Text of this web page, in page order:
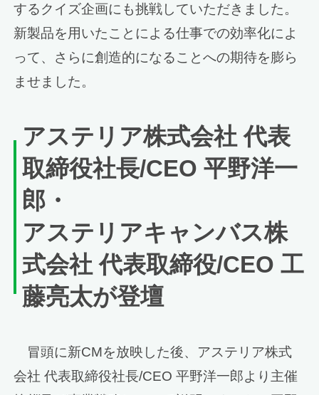
するクイズ企画にも挑戦していただきました。
新製品を用いたことによる仕事での効率化によ
って、さらに創造的になることへの期待を膨ら
ませました。
アステリア株式会社 代表
取締役社長/CEO 平野洋一
郎・
アステリアキャンバス株
式会社 代表取締役/CEO 工
藤亮太が登壇
冒頭に新CMを放映した後、アステリア株式
会社 代表取締役社長/CEO 平野洋一郎より主催